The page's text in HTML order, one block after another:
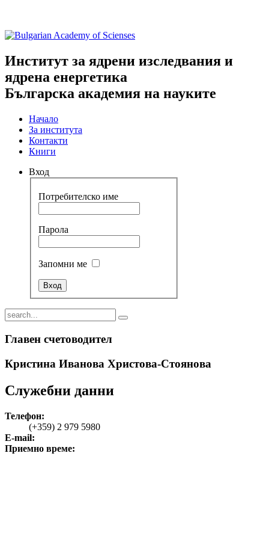
Институт за ядрени изследвания и
ядрена енергетика
Българска академия на науките
Начало
За института
Контакти
Книги
Вход
Потребителско име
Парола
Запомни ме
Главен счетоводител
Кристина Иванова Христова-Стоянова
Служебни данни
Телефон:
(+359) 2 979 5980
E-mail:
Приемно време: